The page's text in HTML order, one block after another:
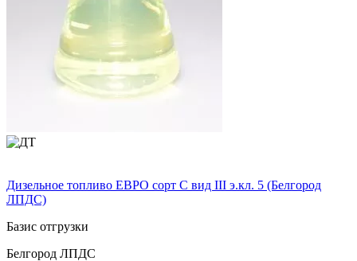
Дизельное топливо ЕВРО сорт C вид III э.кл. 5 (Белгород
ЛПДС)
Базис отгрузки
Белгород ЛПДС